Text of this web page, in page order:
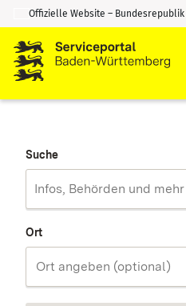
Zum Inhalt springen
Zur Suche springen
Offizielle Website –
Suche
Ort